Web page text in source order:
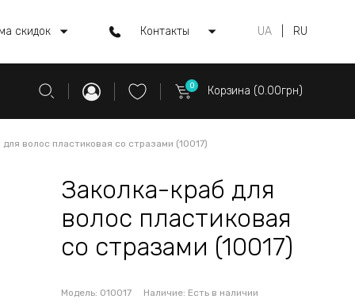
скидок Контакты UA RU
0 Корзина (0.00грн)
волос пластиковая со стразами (10017)
Заколка-краб для
волос пластиковая
со стразами (10017)
Модель: 010017 Наличие: Есть в наличии